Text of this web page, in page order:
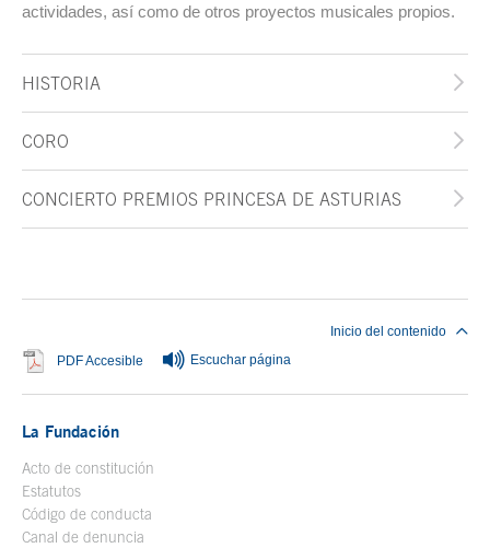
actividades, así como de otros proyectos musicales propios.
HISTORIA
CORO
CONCIERTO PREMIOS PRINCESA DE ASTURIAS
PDF Accesible Se abre en ventana nueva
Escuchar página
Inicio del contenido
La Fundación
Acto de constitución
Estatutos
Código de conducta
Canal de denuncia